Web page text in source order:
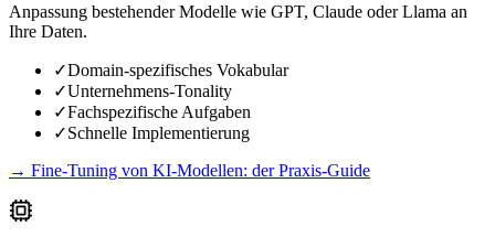
Anpassung bestehender Modelle wie GPT, Claude oder Llama an
Ihre Daten.
✓Domain-spezifisches Vokabular
✓Unternehmens-Tonality
✓Fachspezifische Aufgaben
✓Schnelle Implementierung
→ Fine-Tuning von KI-Modellen: der Praxis-Guide